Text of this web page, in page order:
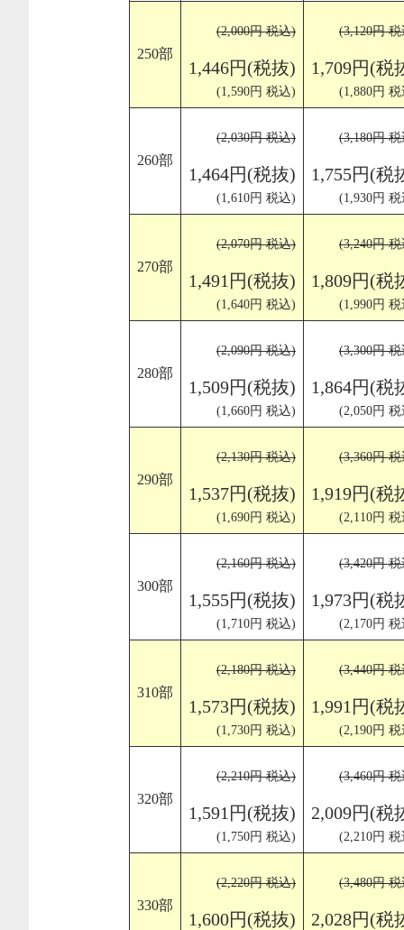
250部
(2,000円 税込)
1,446円(税抜)
(1,590円 税込)
(3,120円
1,709円(税
(1,880円
260部
(2,030円 税込)
1,464円(税抜)
(1,610円 税込)
(3,180円
1,755円(税
(1,930円
270部
(2,070円 税込)
1,491円(税抜)
(1,640円 税込)
(3,240円
1,809円(税
(1,990円
280部
(2,090円 税込)
1,509円(税抜)
(1,660円 税込)
(3,300円
1,864円(税
(2,050円
290部
(2,130円 税込)
1,537円(税抜)
(1,690円 税込)
(3,360円
1,919円(税
(2,110円
300部
(2,160円 税込)
1,555円(税抜)
(1,710円 税込)
(3,420円
1,973円(税
(2,170円
310部
(2,180円 税込)
1,573円(税抜)
(1,730円 税込)
(3,440円
1,991円(税
(2,190円
320部
(2,210円 税込)
1,591円(税抜)
(1,750円 税込)
(3,460円
2,009円(税
(2,210円
330部
(2,220円 税込)
1,600円(税抜)
(3,480円
2,028円(税